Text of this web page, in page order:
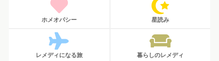
ホメオパシー 星読み
レメディになる旅 暮らしのレメディ